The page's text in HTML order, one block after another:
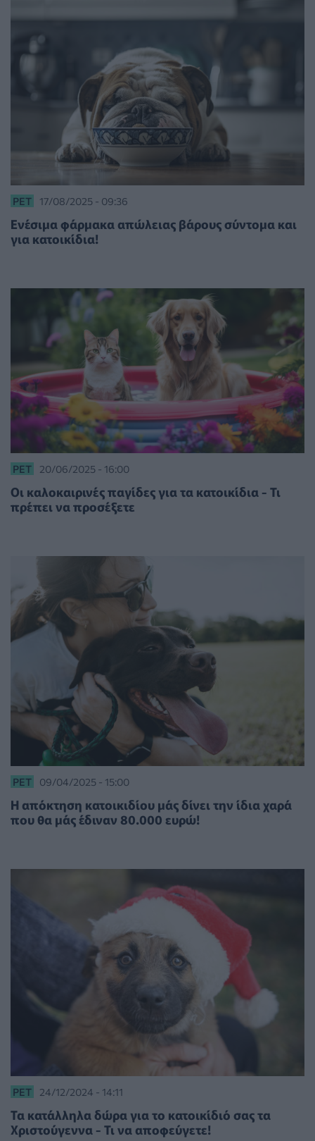
PET 17/08/2025 - 09:36
Ενέσιμα φάρμακα απώλειας βάρους σύντομα και
για κατοικίδια!
PET 20/06/2025 - 16:00
Οι καλοκαιρινές παγίδες για τα κατοικίδια - Τι
πρέπει να προσέξετε
PET 09/04/2025 - 15:00
Η απόκτηση κατοικιδίου μάς δίνει την ίδια χαρά
που θα μάς έδιναν 80.000 ευρώ!
PET 24/12/2024 - 14:11
Τα κατάλληλα δώρα για το κατοικίδιό σας τα
Χριστούγεννα - Τι να αποφεύγετε!